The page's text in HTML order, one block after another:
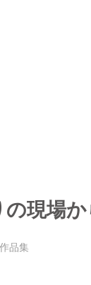
現場
品集